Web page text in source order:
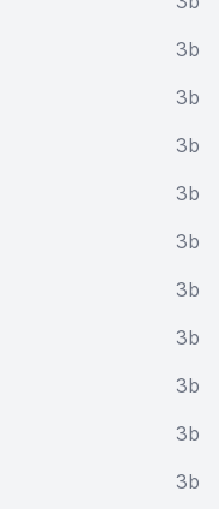
3b
3b
3b
3b
3b
3b
3b
3b
3b
3b